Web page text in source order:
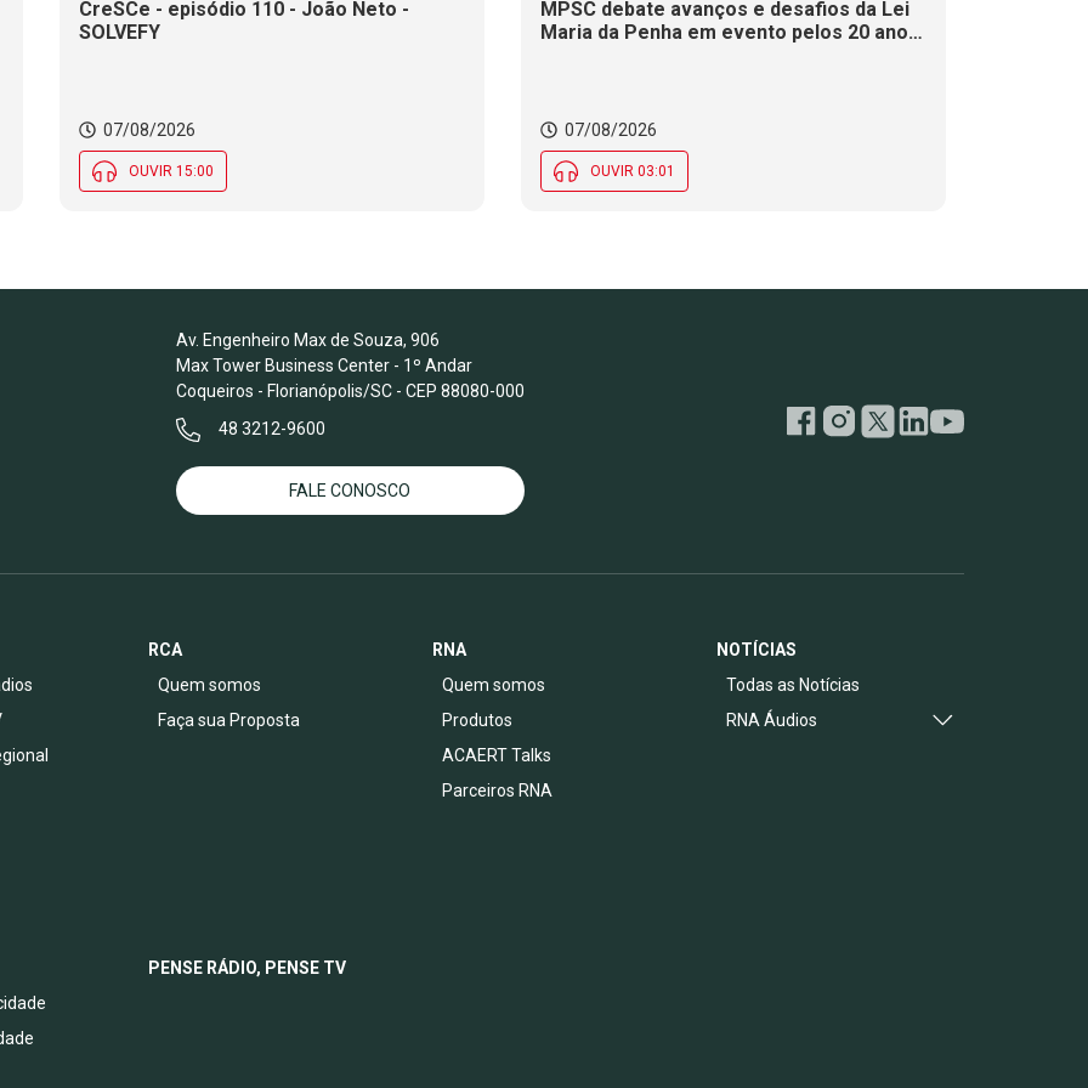
CreSCe - episódio 110 - João Neto -
SOLVEFY
07/08/2026
OUVIR 15:00
MPSC debate avanços e desafios da Lei
Maria da Penha em evento pelos 20 anos
07/08/2026
OUVIR 03:01
Av. Engenheiro Max de Souza, 906
Max Tower Business Center - 1º Andar
Coqueiros - Florianópolis/SC - CEP 88080-000
48 3212-9600
FALE CONOSCO
RCA
Quem somos
Faça sua Proposta
RNA
Quem somos
Produtos
ACAERT Talks
Parceiros RNA
NOTÍCIAS
Todas as Notícias
RNA Áudios
PENSE RÁDIO, PENSE TV